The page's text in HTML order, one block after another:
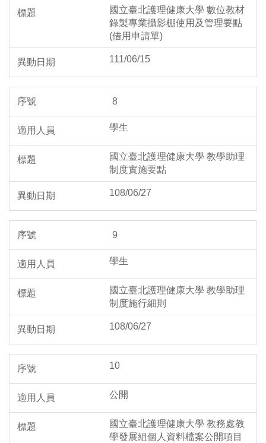
國立臺北護理健康大學 數位教材
錄製專業攝影棚使用及管理要點
(借用申請單)
111/06/15
8
學生
國立臺北護理健康大學 教學助理
制度實施要點
108/06/27
9
學生
國立臺北護理健康大學 教學助理
制度施行細則
108/06/27
10
公開
國立臺北護理健康大學 教務處教
學發展組個人資料檔案公開項目